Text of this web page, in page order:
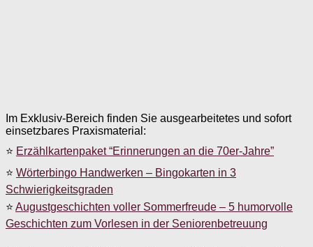
Im Exklusiv-Bereich finden Sie ausgearbeitetes und sofort
einsetzbares Praxismaterial:
⭐ Erzählkartenpaket “Erinnerungen an die 70er-Jahre”
⭐ Wörterbingo Handwerken – Bingokarten in 3
Schwierigkeitsgraden
⭐ Augustgeschichten voller Sommerfreude – 5 humorvolle
Geschichten zum Vorlesen in der Seniorenbetreuung